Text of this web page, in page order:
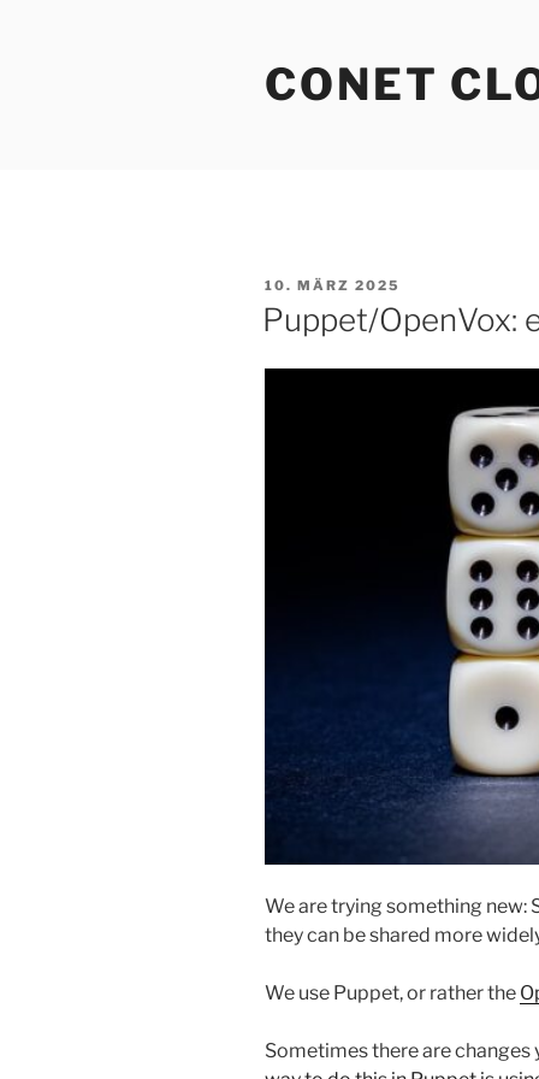
CONET
VERÖFFENTLICHT
AM
10. MÄRZ 2025
Puppet/OpenVox:
We are trying something new:
they can be shared more
We use Puppet, or rather the
Sometimes there are